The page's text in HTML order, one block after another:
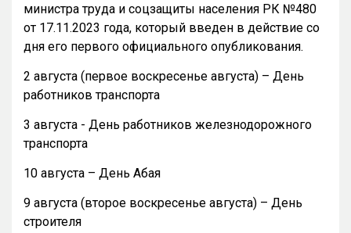
министра труда и соцзащиты населения РК №480
от 17.11.2023 года, который введен в действие со
дня его первого официального опубликования.
2 августа (первое воскресенье августа) – День
работников транспорта
3 августа - День работников железнодорожного
транспорта
10 августа – День Абая
9 августа (второе воскресенье августа) – День
строителя